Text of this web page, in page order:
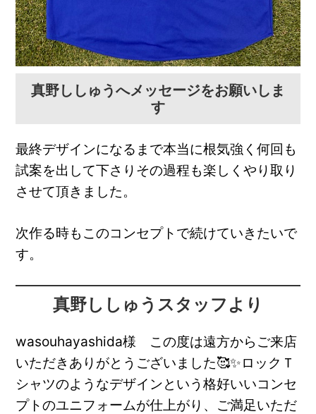
真野ししゅうへメッセージをお願いしま
す
最終デザインになるまで本当に根気強く何回も
試案を出して下さりその過程も楽しくやり取り
させて頂きました。
次作る時もこのコンセプトで続けていきたいで
す。
真野ししゅうスタッフより
wasouhayashida様 この度は遠方からご来店
いただきありがとうございました🥰✨ロックＴ
シャツのようなデザインという格好いいコンセ
プトのユニフォームが仕上がり、ご満足いただ